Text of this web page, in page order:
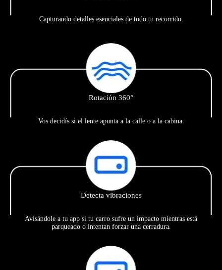
Capturando detalles esenciales de todo tu recorrido.
Rotación 360°
Vos decidís si el lente apunta a la calle o a la cabina.
Detecta vibraciones
Avisándole a tu app si tu carro sufre un impacto mientras está
parqueado o intentan forzar una cerradura.